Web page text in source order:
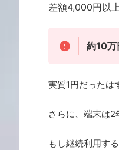
差額4,000円以
約10万
実質1円だったは
さらに、端末は2
もし継続利用す